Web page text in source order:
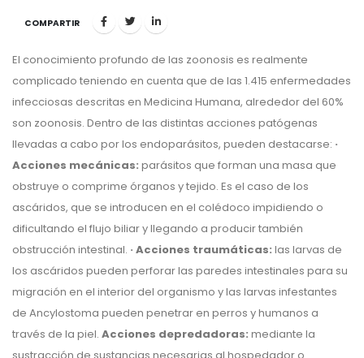
COMPARTIR
El conocimiento profundo de las zoonosis es realmente
complicado teniendo en cuenta que de las 1.415 enfermedades
infecciosas descritas en Medicina Humana, alrededor del 60%
son zoonosis. Dentro de las distintas acciones patógenas
llevadas a cabo por los endoparásitos, pueden destacarse: ·
Acciones mecánicas: parásitos que forman una masa que
obstruye o comprime órganos y tejido. Es el caso de los
ascáridos, que se introducen en el colédoco impidiendo o
dificultando el flujo biliar y llegando a producir también
obstrucción intestinal. · Acciones traumáticas: las larvas de
los ascáridos pueden perforar las paredes intestinales para su
migración en el interior del organismo y las larvas infestantes
de Ancylostoma pueden penetrar en perros y humanos a
través de la piel. Acciones depredadoras: mediante la